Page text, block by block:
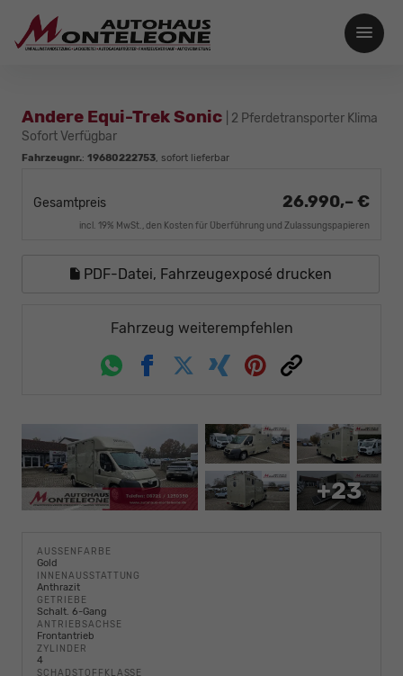
Andere Equi-Trek Sonic
| 2 Pferdetransporter Klima
Sofort Verfügbar
Fahrzeugnr.: 19680222753, sofort lieferbar
Gesamtpreis 26.990,– €
incl. 19% MwSt., den Kosten für Überführung und Zulassungspapieren
PDF-Datei, Fahrzeugexposé drucken
Fahrzeug weiterempfehlen
WhatsappFacebookTwitterXing Pinterest
Link
+23
AUSSENFARBE
Gold
INNENAUSSTATTUNG
Anthrazit
GETRIEBE
Schalt. 6-Gang
ANTRIEBSACHSE
Frontantrieb
ZYLINDER
4
SCHADSTOFFKLASSE